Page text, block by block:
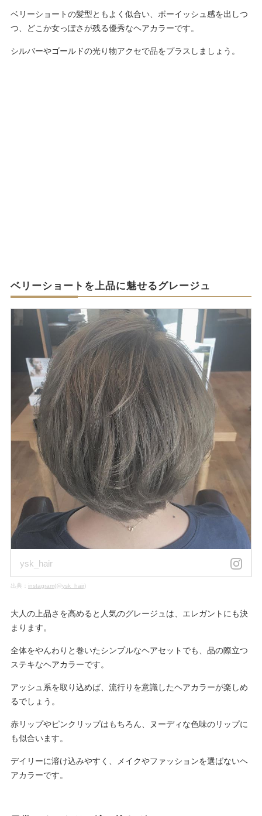
ベリーショートの髪型ともよく似合い、ボーイッシュ感を出しつ
つ、どこか女っぽさが残る優秀なヘアカラーです。
シルバーやゴールドの光り物アクセで品をプラスしましょう。
ベリーショートを上品に魅せるグレージュ
ysk_hair
出典： instagram(@ysk_hair)
大人の上品さを高めると人気のグレージュは、エレガントにも決
まります。
全体をやんわりと巻いたシンプルなヘアセットでも、品の際立つ
ステキなヘアカラーです。
アッシュ系を取り込めば、流行りを意識したヘアカラーが楽しめ
るでしょう。
赤リップやピンクリップはもちろん、ヌーディな色味のリップに
も似合います。
デイリーに溶け込みやすく、メイクやファッションを選ばないヘ
アカラーです。